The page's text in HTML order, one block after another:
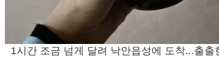
1시간 조금 넘게 달려 낙안읍성에 도착...출